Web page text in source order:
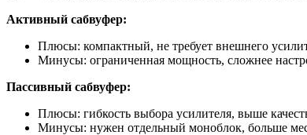
Активный сабвуфер:
Плюсы: компактный, не требует внешнего
Минусы: ограниченная мощность, сложнее
Пассивный сабвуфер:
Плюсы: гибкость выбора усилителя, выше
Минусы: нужен отдельный моноблок, больше